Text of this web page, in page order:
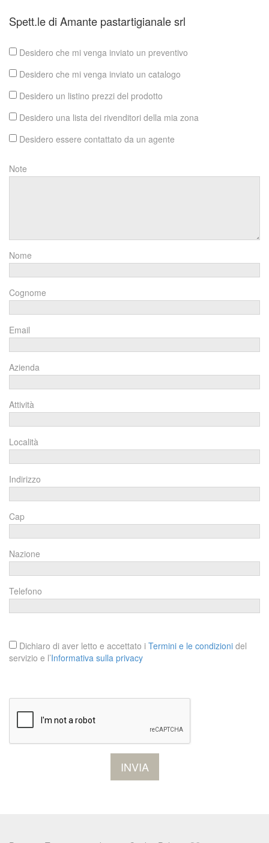
Spett.le di Amante pastartigianale srl
Desidero che mi venga inviato un preventivo
Desidero che mi venga inviato un catalogo
Desidero un listino prezzi del prodotto
Desidero una lista dei rivenditori della mia zona
Desidero essere contattato da un agente
Note
Nome
Cognome
Email
Azienda
Attività
Località
Indirizzo
Cap
Nazione
Telefono
Dichiaro di aver letto e accettato i Termini e le condizioni del
servizio e l’Informativa sulla privacy